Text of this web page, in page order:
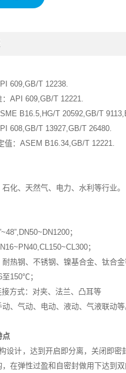
609,GB/T 12238.
API 609,GB/T 12221.
B16.5,HG/T 20592,GB/T
608,GB/T 13927,GB/T 26480.
值：ASEM B16.34,GB/T 12221.
化、天然气、电力、水利等行业。
；
；
热钢、不锈钢、镍基合金、钛合金
至150℃；
对夹、法兰、凸耳等
、气动、电动、液动、气液联动等
点
设计，达到开启即分离，关闭即密
在弹性过盈和自密封做用下达到双